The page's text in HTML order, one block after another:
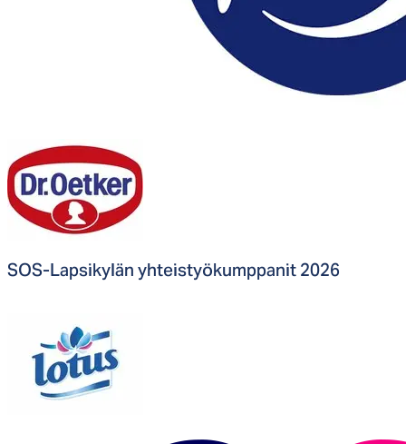
SOS-Lap­si­ky­län yh­teis­työ­kump­pa­nit 2026